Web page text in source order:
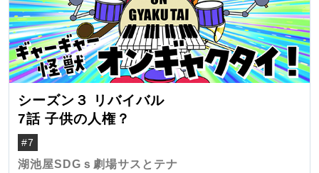
シーズン３ リバイバル
7話 子供の人権？
#7
湖池屋SDGｓ劇場サスとテナ